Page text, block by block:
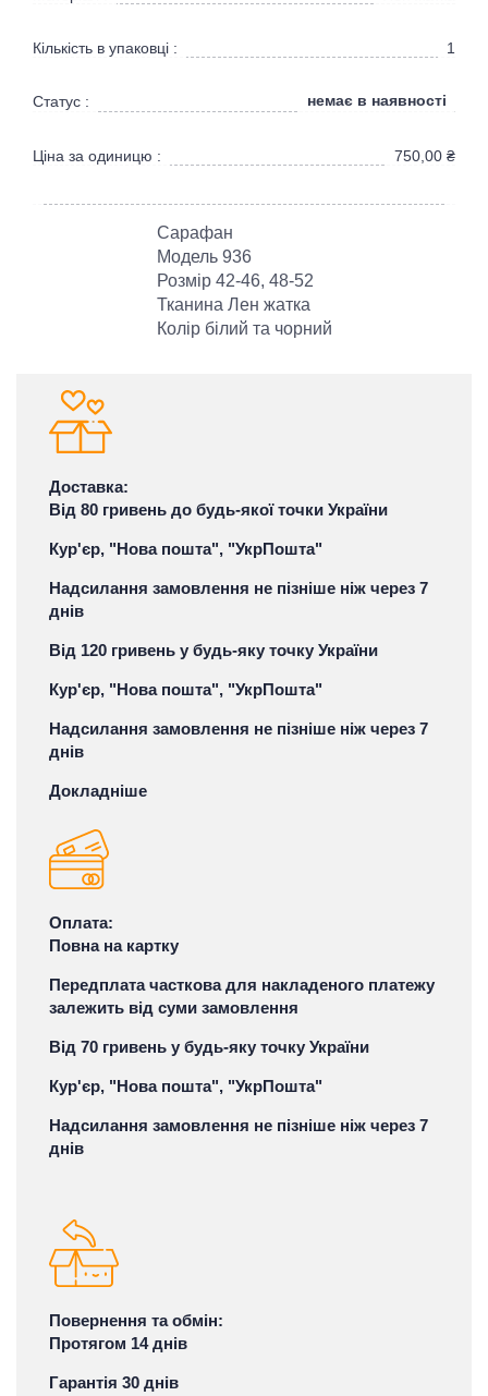
Кількість в упаковці : 1
Статус : немає в наявності
Ціна за одиницю : 750,00 ₴
Сарафан
Модель 936
Розмір 42-46, 48-52
Тканина Лен жатка
Колір білий та чорний
Доставка:
Від 80 гривень до будь-якої точки України
Кур'єр, "Нова пошта", "УкрПошта"
Надсилання замовлення не пізніше ніж через 7
днів
Від 120 гривень у будь-яку точку України
Кур'єр, "Нова пошта", "УкрПошта"
Надсилання замовлення не пізніше ніж через 7
днів
Докладніше
Оплата:
Повна на картку
Передплата часткова для накладеного платежу
залежить від суми замовлення
Від 70 гривень у будь-яку точку України
Кур'єр, "Нова пошта", "УкрПошта"
Надсилання замовлення не пізніше ніж через 7
днів
Повернення та обмін:
Протягом 14 днів
Гарантія 30 днів